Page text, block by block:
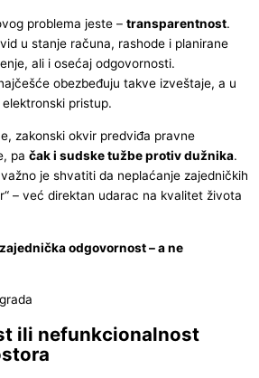
problema jeste – transparentnost.
u stanje računa, rashode i planirane
ali i osećaj odgovornosti.
obezbeđuju takve izveštaje, a u
pristup.
zakonski okvir predviđa pravne
pa čak i sudske tužbe protiv dužnika.
je shvatiti da neplaćanje zajedničkih
– već direktan udarac na kvalitet života
odgovornost – a ne
ili nefunkcionalnost